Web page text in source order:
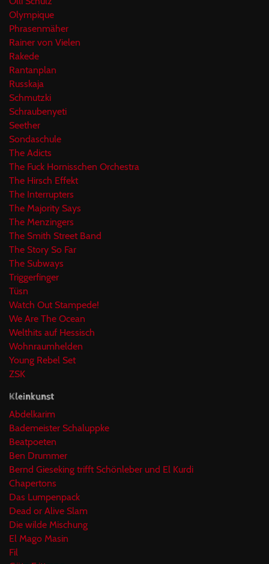
Olympique
Phrasenmäher
Rainer von Vielen
Rakede
Rantanplan
Russkaja
Schmutzki
Schraubenyeti
Seether
Sondaschule
The Adicts
The Fuck Hornisschen Orchestra
The Hirsch Effekt
The Interrupters
The Majority Says
The Menzingers
The Smith Street Band
The Story So Far
The Subways
Triggerfinger
Tüsn
Watch Out Stampede!
We Are The Ocean
Welthits auf Hessisch
Wohnraumhelden
Young Rebel Set
ZSK
Kleinkunst
Abdelkarim
Bademeister Schaluppke
Beatpoeten
Ben Drummer
Bernd Gieseking trifft Schönleber und El Kurdi
Chapertons
Das Lumpenpack
Dead or Alive Slam
Die wilde Mischung
El Mago Masin
Fil